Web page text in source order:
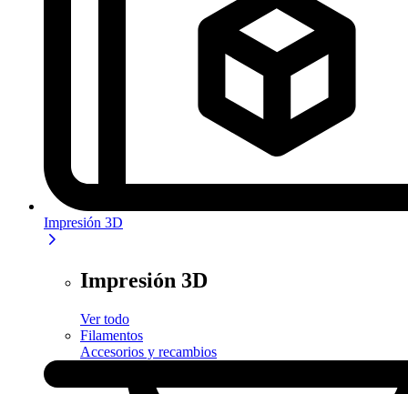
Impresión 3D
Impresión 3D
Ver todo
Filamentos
Accesorios y recambios